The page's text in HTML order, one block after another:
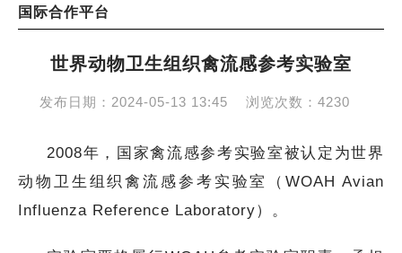
国际合作平台
世界动物卫生组织禽流感参考实验室
发布日期： 2024-05-13 13:45 浏览次数： 4230
2008年，国家禽流感参考实验室被认定为世界
动物卫生组织禽流感参考实验室（WOAH Avian
Influenza Reference Laboratory）。